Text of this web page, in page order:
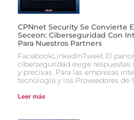
CPNnet Security Se Convierte
Seceon: Ciberseguridad Con
Para Nuestros Partners
FacebookLinkedInTweet El
ciberseguridad exige respuestas
y precisas. Para las empresas
tecnología y los Proveedores de
Leer más